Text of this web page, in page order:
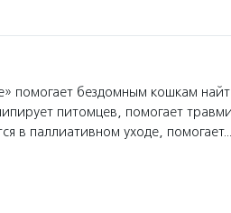
помогает бездомным кошкам
питомцев, помогает
в паллиативном уходе, помогает…